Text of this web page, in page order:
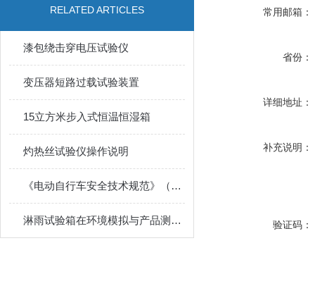
RELATED ARTICLES
漆包绕击穿电压试验仪
变压器短路过载试验装置
15立方米步入式恒温恒湿箱
灼热丝试验仪操作说明
《电动自行车安全技术规范》（GB 17761-2018）设备清单
淋雨试验箱在环境模拟与产品测试中的应用说明
常用邮箱：
省份：
详细地址：
补充说明：
验证码：